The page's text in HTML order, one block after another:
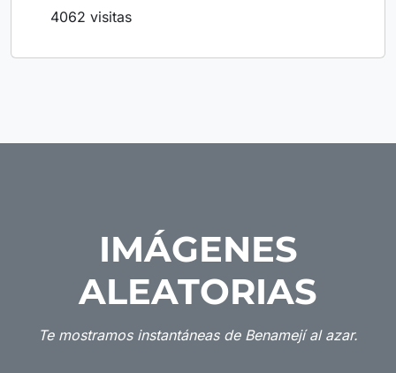
4062 visitas
IMÁGENES
ALEATORIAS
Te mostramos instantáneas de Benamejí al azar.